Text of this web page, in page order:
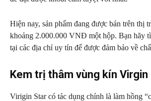
Hiện nay, sản phẩm đang được bán trên thị
khoảng 2.000.000 VNĐ một hộp. Bạn hãy
tại các địa chỉ uy tín để được đảm bảo về
Kem trị thâm vùng kín Virgin
Virigin Star có tác dụng chính là làm hồng